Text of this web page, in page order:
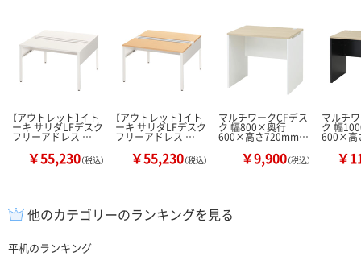
【アウトレット】イト
ーキ サリダLFデスク
フリーアドレス …
￥55,230（税込）
【アウトレット】イト
ーキ サリダLFデスク
フリーアドレス …
￥55,230（税込）
マルチワークCFデス
ク 幅800×奥行
600×高さ720mm…
￥9,900（税込）
マルチ
ク 幅
600×高
￥
他のカテゴリーのランキングを見る
平机のランキング